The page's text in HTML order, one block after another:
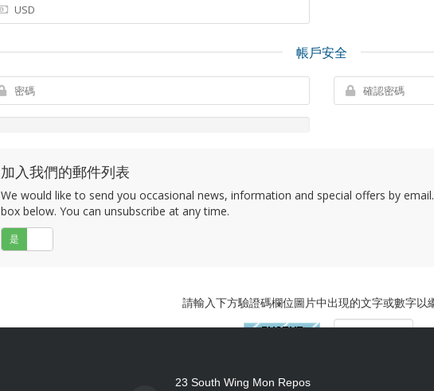
帳戶安全
加入我們的郵件列表
We would like to send you occasional news, information and special offers by
box below. You can unsubscribe at any time.
是
請輸入下方驗證碼欄位圖片中出現的文字或數字以
23 South Wing Mon Repos